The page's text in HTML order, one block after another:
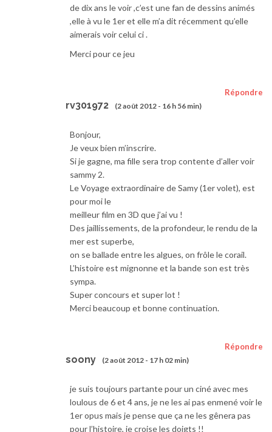
de dix ans le voir ,c’est une fan de dessins animés
,elle à vu le 1er et elle m’a dit récemment qu’elle
aimerais voir celui ci .
Merci pour ce jeu
rv301972 (2 août 2012 - 16 h 56 min)
Répondre
Bonjour,
Je veux bien m’inscrire.
Si je gagne, ma fille sera trop contente d’aller voir
sammy 2.
Le Voyage extraordinaire de Samy (1er volet), est
pour moi le
meilleur film en 3D que j’ai vu !
Des jaillissements, de la profondeur, le rendu de la
mer est superbe,
on se ballade entre les algues, on frôle le corail.
L’histoire est mignonne et la bande son est très
sympa.
Super concours et super lot !
Merci beaucoup et bonne continuation.
soony (2 août 2012 - 17 h 02 min)
Répondre
je suis toujours partante pour un ciné avec mes
loulous de 6 et 4 ans, je ne les ai pas enmené voir le
1er opus mais je pense que ça ne les gênera pas
pour l’histoire, je croise les doigts !!